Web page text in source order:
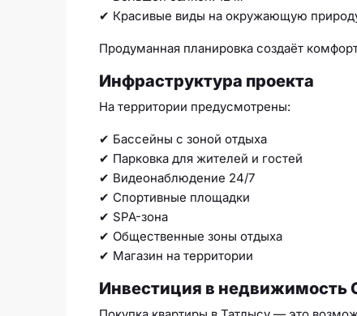
✔ Красивые виды на окружающую
Продуманная планировка создаёт
Инфраструктура проекта
На территории предусмотрены:
✔ Бассейны с зоной отдыха
✔ Парковка для жителей и гостей
✔ Видеонаблюдение 24/7
✔ Спортивные площадки
✔ SPA-зона
✔ Общественные зоны отдыха
✔ Магазин на территории
Инвестиция в недвижимость